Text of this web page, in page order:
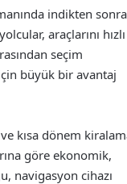
indikten sonra
araçlarını hızlı
seçim
büyük bir avantaj
kısa dönem
göre ekonomik,
navigasyon cihazı